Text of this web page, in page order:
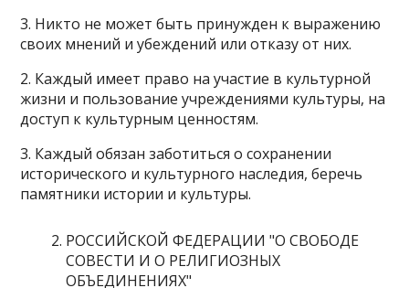
3. Никто не может быть принужден к выражению
своих мнений и убеждений или отказу от них.
2. Каждый имеет право на участие в культурной
жизни и пользование учреждениями культуры, на
доступ к культурным ценностям.
3. Каждый обязан заботиться о сохранении
исторического и культурного наследия, беречь
памятники истории и культуры.
РОССИЙСКОЙ ФЕДЕРАЦИИ "О СВОБОДЕ
СОВЕСТИ И О РЕЛИГИОЗНЫХ
ОБЪЕДИНЕНИЯХ"